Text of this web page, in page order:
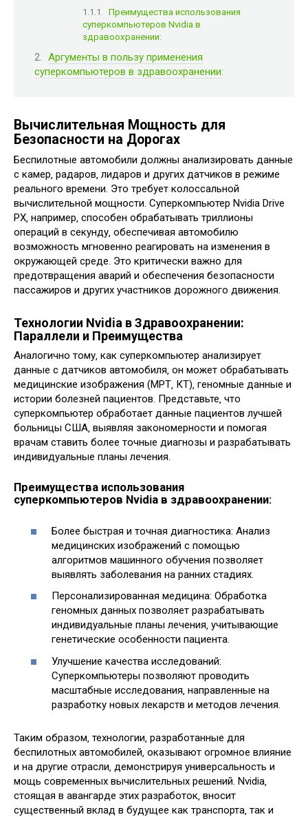
Преимущества использования
суперкомпьютеров Nvidia в
здравоохранении:
Аргументы в пользу применения
суперкомпьютеров в здравоохранении:
Вычислительная Мощность для
Безопасности на Дорогах
Беспилотные автомобили должны анализировать данные
с камер‚ радаров‚ лидаров и других датчиков в режиме
реального времени. Это требует колоссальной
вычислительной мощности. Суперкомпьютер Nvidia Drive
PX‚ например‚ способен обрабатывать триллионы
операций в секунду‚ обеспечивая автомобилю
возможность мгновенно реагировать на изменения в
окружающей среде. Это критически важно для
предотвращения аварий и обеспечения безопасности
пассажиров и других участников дорожного движения.
Технологии Nvidia в Здравоохранении:
Параллели и Преимущества
Аналогично тому‚ как суперкомпьютер анализирует
данные с датчиков автомобиля‚ он может обрабатывать
медицинские изображения (МРТ‚ КТ)‚ геномные данные и
истории болезней пациентов. Представьте‚ что
суперкомпьютер обработает данные пациентов лучшей
больницы США‚ выявляя закономерности и помогая
врачам ставить более точные диагнозы и разрабатывать
индивидуальные планы лечения.
Преимущества использования
суперкомпьютеров Nvidia в здравоохранении:
Более быстрая и точная диагностика: Анализ
медицинских изображений с помощью
алгоритмов машинного обучения позволяет
выявлять заболевания на ранних стадиях.
Персонализированная медицина: Обработка
геномных данных позволяет разрабатывать
индивидуальные планы лечения‚ учитывающие
генетические особенности пациента.
Улучшение качества исследований:
Суперкомпьютеры позволяют проводить
масштабные исследования‚ направленные на
разработку новых лекарств и методов лечения.
Таким образом‚ технологии‚ разработанные для
беспилотных автомобилей‚ оказывают огромное влияние
и на другие отрасли‚ демонстрируя универсальность и
мощь современных вычислительных решений. Nvidia‚
стоящая в авангарде этих разработок‚ вносит
существенный вклад в будущее как транспорта‚ так и